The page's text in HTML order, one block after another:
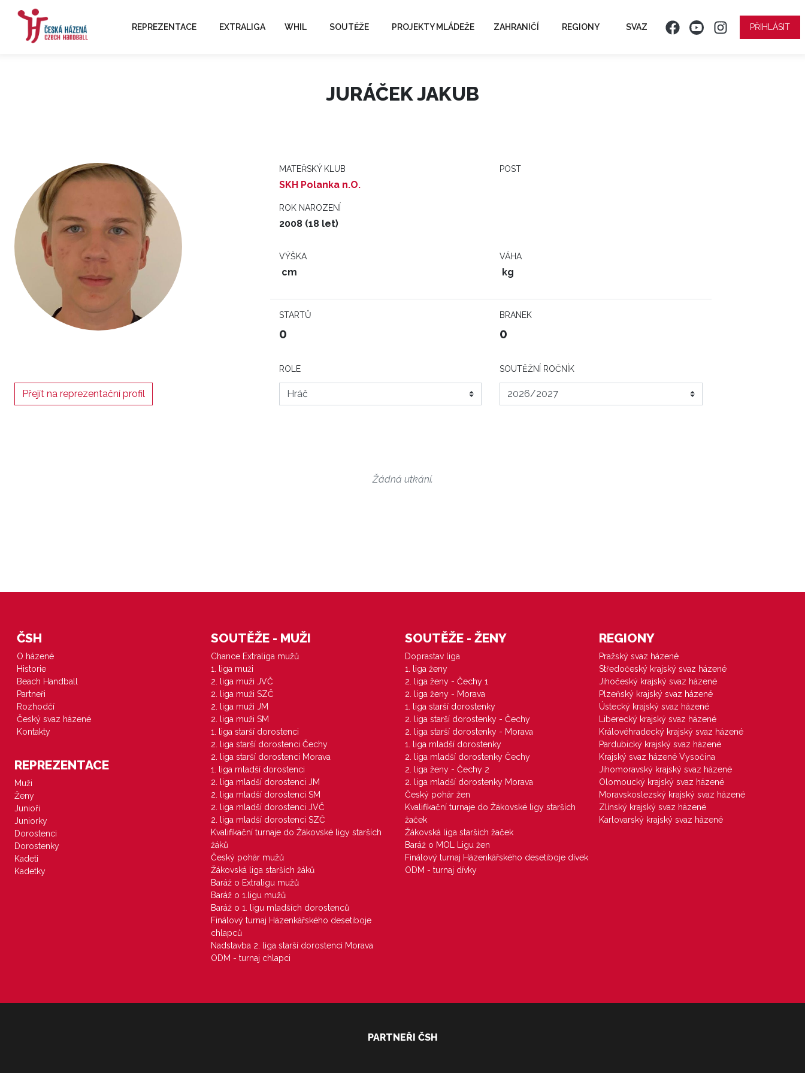
REPREZENTACE EXTRALIGA WHIL SOUTĚŽE PROJEKTY MLÁDEŽE ZAHRANIČÍ REGIONY SVAZ PŘIHLÁSIT
JURÁČEK JAKUB
MATEŘSKÝ KLUB
SKH Polanka n.O.
POST
ROK NAROZENÍ
2008 (18 let)
VÝŠKA
cm
VÁHA
kg
STARTŮ
0
BRANEK
0
Přejít na reprezentační profil
ROLE SOUTĚŽNÍ ROČNÍK
Žádná utkání.
ČSH
O házené
Historie
Beach Handball
Partneři
Rozhodčí
Český svaz házené
Kontakty
REPREZENTACE
Muži
Ženy
Junioři
Juniorky
Dorostenci
Dorostenky
Kadeti
Kadetky
SOUTĚŽE - MUŽI
Chance Extraliga mužů
1. liga muži
2. liga muži JVČ
2. liga muži SZČ
2. liga muži JM
2. liga muži SM
1. liga starší dorostenci
2. liga starší dorostenci Čechy
2. liga starší dorostenci Morava
1. liga mladší dorostenci
2. liga mladší dorostenci JM
2. liga mladší dorostenci SM
2. liga mladší dorostenci JVČ
2. liga mladší dorostenci SZČ
Kvalifikační turnaje do Žákovské ligy starších
žáků
Český pohár mužů
Žákovská liga starších žáků
Baráž o Extraligu mužů
Baráž o 1.ligu mužů
Baráž o 1. ligu mladších dorostenců
Finálový turnaj Házenkářského desetiboje
chlapců
Nadstavba 2. liga starší dorostenci Morava
ODM - turnaj chlapci
SOUTĚŽE - ŽENY
Doprastav liga
1. liga ženy
2. liga ženy - Čechy 1
2. liga ženy - Morava
1. liga starší dorostenky
2. liga starší dorostenky - Čechy
2. liga starší dorostenky - Morava
1. liga mladší dorostenky
2. liga mladší dorostenky Čechy
2. liga ženy - Čechy 2
2. liga mladší dorostenky Morava
Český pohár žen
Kvalifikační turnaje do Žákovské ligy starších
žaček
Žákovská liga starších žaček
Baráž o MOL Ligu žen
Finálový turnaj Házenkářského desetiboje dívek
ODM - turnaj dívky
REGIONY
Pražský svaz házené
Středočeský krajský svaz házené
Jihočeský krajský svaz házené
Plzeňský krajský svaz házené
Ústecký krajský svaz házené
Liberecký krajský svaz házené
Královéhradecký krajský svaz házené
Pardubický krajský svaz házené
Krajský svaz házené Vysočina
Jihomoravský krajský svaz házené
Olomoucký krajský svaz házené
Moravskoslezský krajský svaz házené
Zlínský krajský svaz házené
Karlovarský krajský svaz házené
PARTNEŘI ČSH